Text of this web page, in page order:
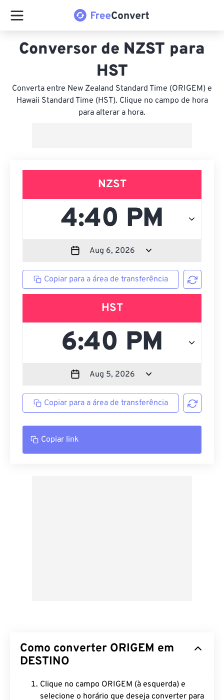
Conversor de NZST para
HST
Converta entre New Zealand Standard Time (ORIGEM) e
Hawaii Standard Time (HST). Clique no campo de hora
para alterar a hora.
NZST
Copiar para a área de transferência
HST
Copiar para a área de transferência
Copiar link
Como converter ORIGEM em
DESTINO
Clique no campo ORIGEM (à esquerda) e
selecione o horário que deseja converter para